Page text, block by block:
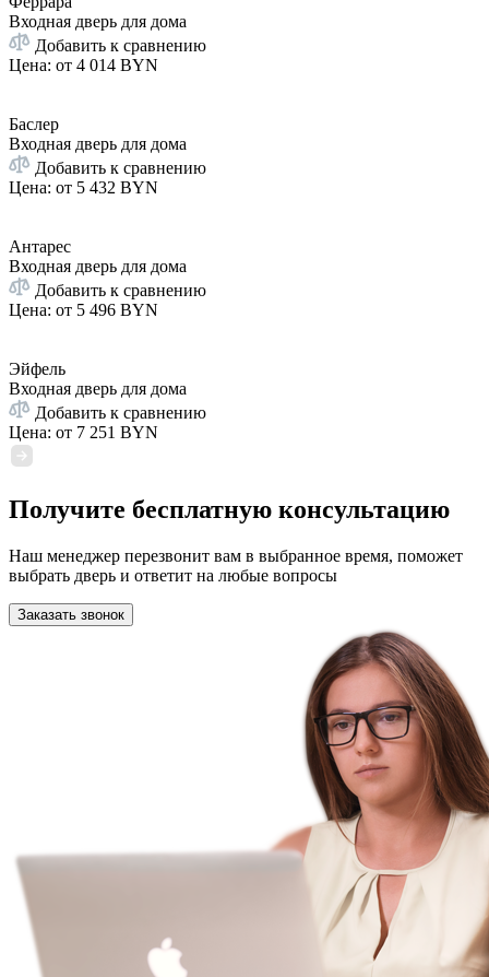
Входная дверь для дома
Добавить к сравнению
Цена: от 4 014 BYN
Баслер
Входная дверь для дома
Добавить к сравнению
Цена: от 5 432 BYN
Антарес
Входная дверь для дома
Добавить к сравнению
Цена: от 5 496 BYN
Эйфель
Входная дверь для дома
Добавить к сравнению
Цена: от 7 251 BYN
Получите бесплатную консультацию
Наш менеджер перезвонит вам в выбранное время, поможет
выбрать дверь и ответит на любые вопросы
Заказать звонок